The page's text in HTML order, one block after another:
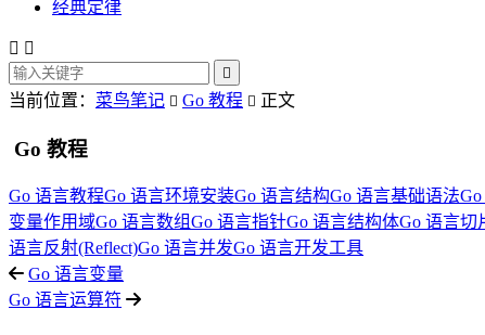
经典定律
 

当前位置： 菜鸟笔记  Go 教程  正文
Go 教程
Go 语言教程Go 语言环境安装Go 语言结构Go 语言基础语法
变量作用域Go 语言数组Go 语言指针Go 语言结构体Go 语言切
语言反射(Reflect)Go 语言并发Go 语言开发工具
Go 语言变量
Go 语言运算符